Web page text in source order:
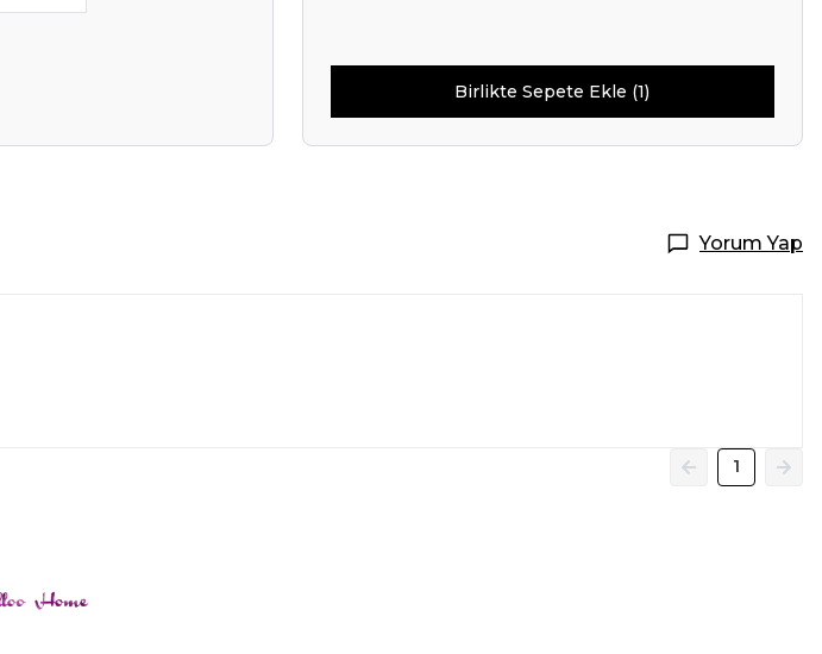
Birlikte Sepete Ekle (1)
Yorum Yap
1